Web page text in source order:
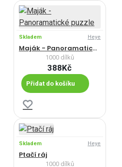
Skladem Heye
Maják - Panoramatické puzzle
1000 dílků
388Kč
Přidat do košíku
Skladem Heye
Ptačí ráj
1000 dílků